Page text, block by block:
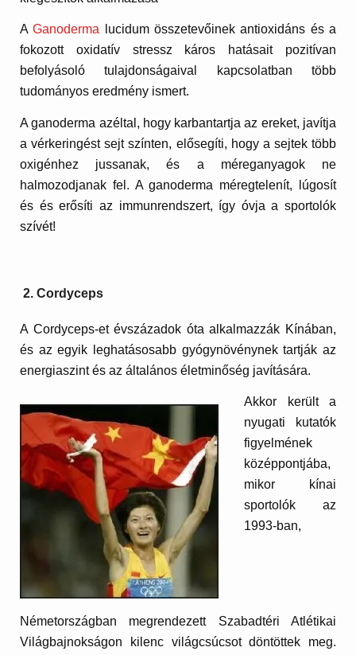
AGanoderma lucidum összetevőinek antioxidáns és a
fokozott oxidatív stressz káros hatásait pozitívan
befolyásoló tulajdonságaival kapcsolatban több
tudományos eredmény ismert.
A ganoderma azéltal, hogy karbantartja az ereket, javítja
a vérkeringést sejt színten, elősegíti, hogy a sejtek több
oxigénhez jussanak, és a méreganyagok ne
halmozodjanak fel. A ganoderma méregtelenít, lúgosít
és és erősíti az immunrendszert, így óvja a sportolók
szívét!
2. Cordyceps
A Cordyceps-et évszázadok óta alkalmazzák Kínában,
és az egyik leghatásosabb gyógynövénynek tartják az
energiaszint és az általános életminőség javítására.
Akkor került a
nyugati kutatók
figyelmének
középpontjába,
mikor kínai
sportolók az
1993-ban,
Németországban megrendezett Szabadtéri Atlétikai
Világbajnokságon kilenc világcsúcsot döntöttek meg.